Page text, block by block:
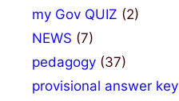
my Gov QUIZ (2)
NEWS (7)
pedagogy (37)
provisional answer key